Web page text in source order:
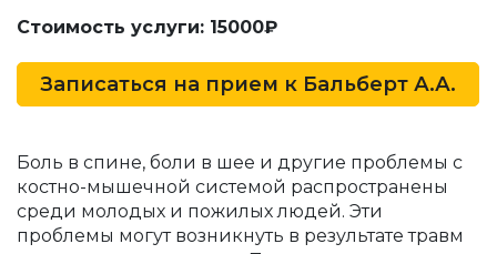
Стоимость услуги: 15000₽
Записаться на прием к Бальберт А.А.
Боль в спине, боли в шее и другие проблемы с
костно-мышечной системой распространены
среди молодых и пожилых людей. Эти
проблемы могут возникнуть в результате травм